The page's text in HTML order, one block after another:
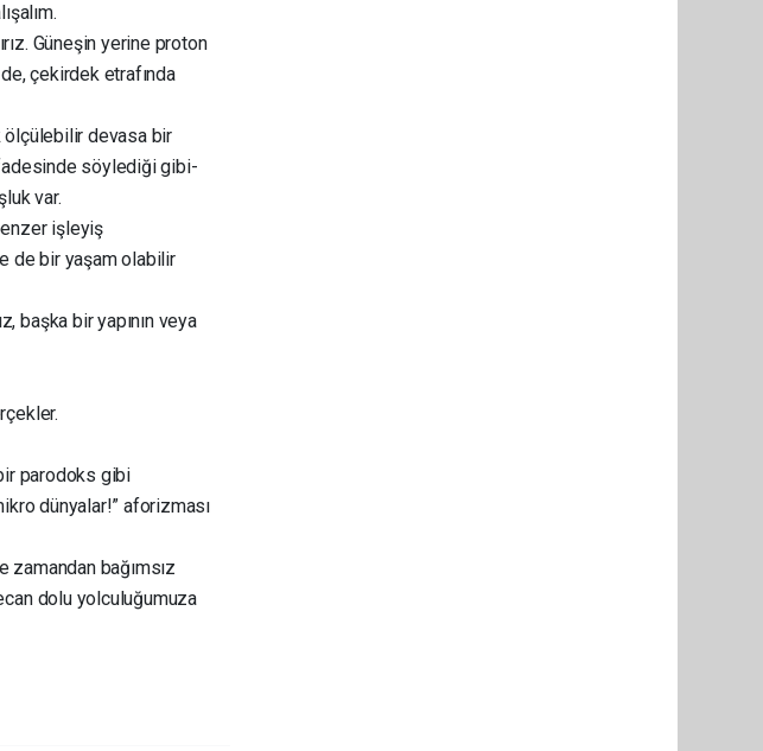
Güneşin yerine proton
çekirdek etrafında
ölçülebilir devasa bir
söylediği gibi-
var.
işleyiş
de bir yaşam olabilir
başka bir yapının veya
parodoks gibi
dünyalar!” aforizması
bağımsız
dolu yolculuğumuza